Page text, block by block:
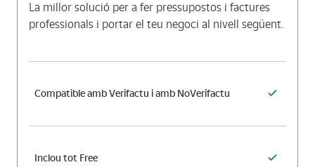
La millor solució per a fer pressupostos i factures
professionals i portar el teu negoci al nivell següent.
Compatible amb Verifactu i amb NoVerifactu
Inclou tot Free